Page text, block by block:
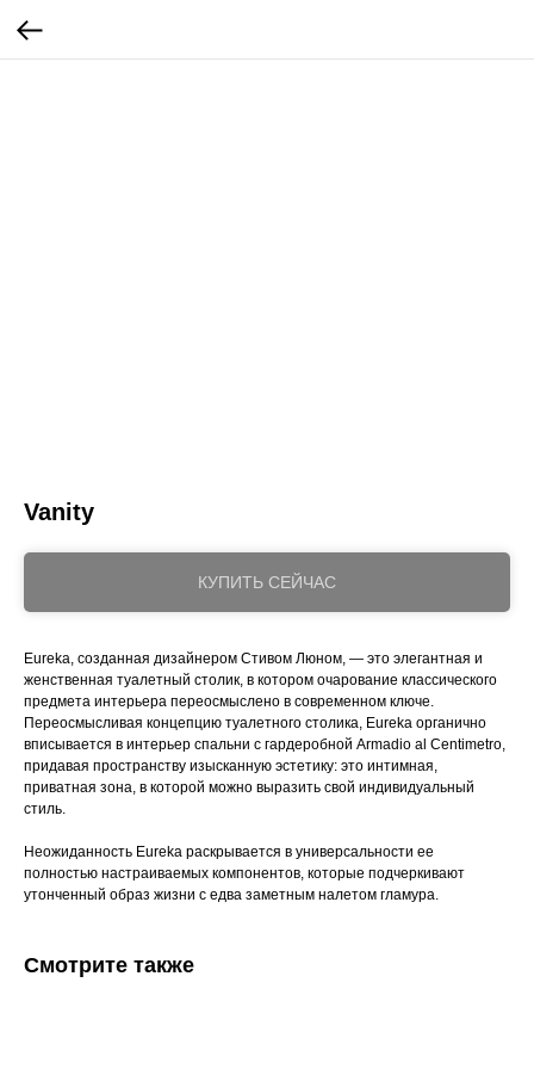
Vanity
КУПИТЬ СЕЙЧАС
Eureka, созданная дизайнером Стивом Люном, — это элегантная и
женственная туалетный столик, в котором очарование классического
предмета интерьера переосмыслено в современном ключе.
Переосмысливая концепцию туалетного столика, Eureka органично
вписывается в интерьер спальни с гардеробной Armadio al Centimetro,
придавая пространству изысканную эстетику: это интимная,
приватная зона, в которой можно выразить свой индивидуальный
стиль.
Неожиданность Eureka раскрывается в универсальности ее
полностью настраиваемых компонентов, которые подчеркивают
утонченный образ жизни с едва заметным налетом гламура.
Смотрите также